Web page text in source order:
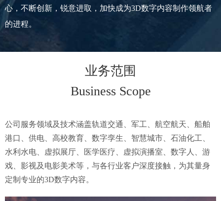
心，不断创新，锐意进取，加快成为3D数字内容制作领航者
的进程。
业务范围
Business Scope
公司服务领域及技术涵盖轨道交通、军工、航空航天、船舶
港口、供电、高校教育、数字孪生、智慧城市、石油化工、
水利水电、虚拟展厅、医学医疗、虚拟演播室、数字人、游
戏、影视及电影美术等，与各行业客户深度接触，为其量身
定制专业的3D数字内容。